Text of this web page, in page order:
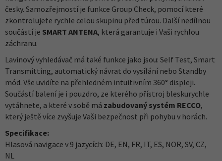
česky. Samozřejmostí je funkce Group Check, pomocí které
zkontrolujete rychle celou skupinu před túrou. Další nedílnou
součástí je SMART ANTENA, která garantuje i Vaši rychlou
záchranu.
Lavinový vyhledávač má také funkce jako jsou: Self Test, Smart
Transmitting, automatický návrat do vysílání nebo Standby
mód. Vše uvidíte na přehledném intuitivním 360° displeji.
Součástí balení je i pouzdro, ze kterého přístroj bleskurychle
vytáhnete, a které v sobě má zabudovaný systém RECCO,
který ještě více zvyšuje Vaši bezpečnost při pohybu v horách.
Specifikace:
Hlasová navigace v 9 jazycích: DE, EN, FR, IT, ES, NOR, SV, CZ,
NL